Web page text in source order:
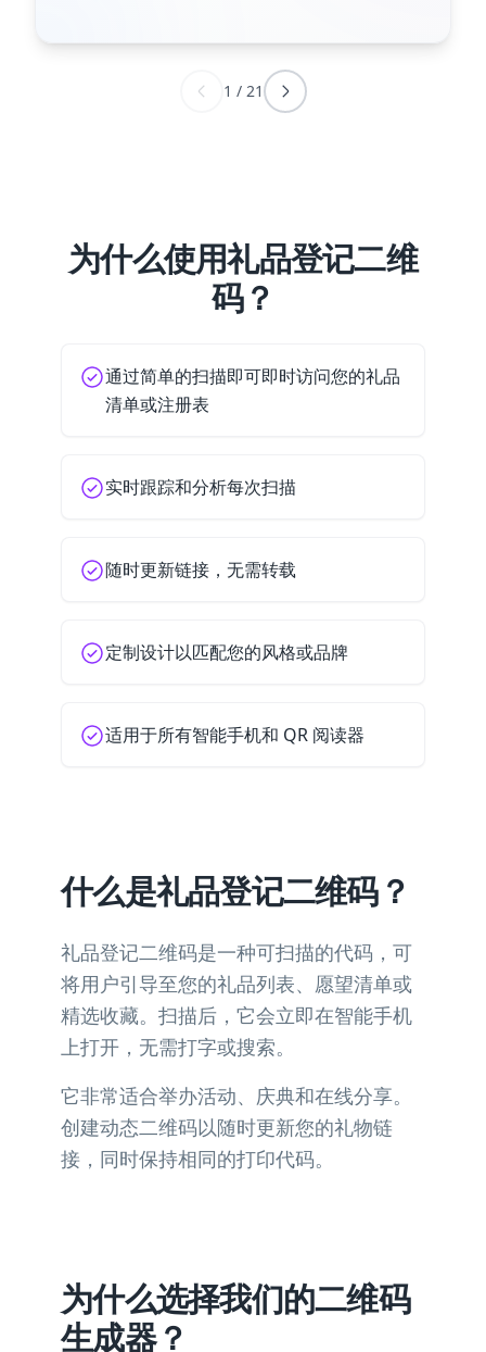
1 / 21
为什么使用礼品登记二维
码？
通过简单的扫描即可即时访问您的礼品
清单或注册表
实时跟踪和分析每次扫描
随时更新链接，无需转载
定制设计以匹配您的风格或品牌
适用于所有智能手机和 QR 阅读器
什么是礼品登记二维码？
礼品登记二维码是一种可扫描的代码，可
将用户引导至您的礼品列表、愿望清单或
精选收藏。扫描后，它会立即在智能手机
上打开，无需打字或搜索。
它非常适合举办活动、庆典和在线分享。
创建动态二维码以随时更新您的礼物链
接，同时保持相同的打印代码。
为什么选择我们的二维码
生成器？